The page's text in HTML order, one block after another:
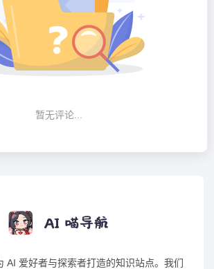
暂无评论...
AI 爱好者与探索者打造的知识站点。我们